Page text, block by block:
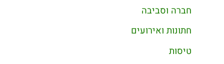
חברה וסביבה
חתונות ואירועים
טיסות